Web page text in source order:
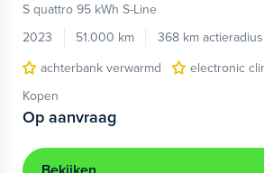
S quattro 95 kWh S-Line
2023
51.000 km 368 km actieradius
achterbank verwarmd
electronic
Kopen
Op aanvraag